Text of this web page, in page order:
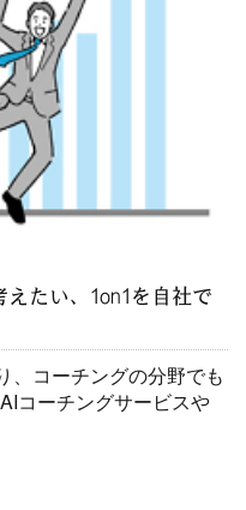
たい、1on1を自社で
、コーチングの分野でも
コーチングサービスや